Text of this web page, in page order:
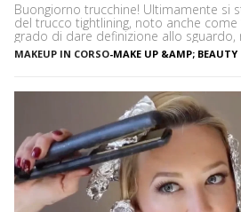
Buongiorno trucchine! Ultimamente si
del trucco tightlining, noto anche come
grado di dare definizione allo
espressivi e le ciglia più folte. Ma di
Vediamo insieme cos’è tightlining e
MAKEUP IN CORSO-MAKE UP &AMP; BEAUTY